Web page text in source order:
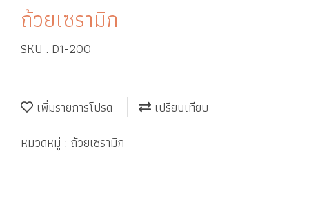
ถ้วยเซรามิก
SKU : D1-200
เพิ่มรายการโปรด
เปรียบเทียบ
หมวดหมู่ : ถ้วยเซรามิก